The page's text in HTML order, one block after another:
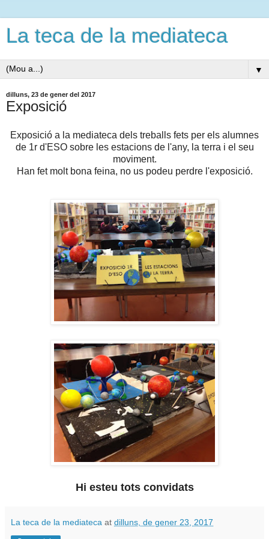
La teca de la mediateca
▼
dilluns, 23 de gener del 2017
Exposició
Exposició a la mediateca dels treballs fets per els alumnes
de 1r d'ESO sobre les estacions de l'any, la terra i el seu
moviment.
Han fet molt bona feina, no us podeu perdre l'exposició.
Hi esteu tots convidats
La teca de la mediateca at dilluns, de gener 23, 2017